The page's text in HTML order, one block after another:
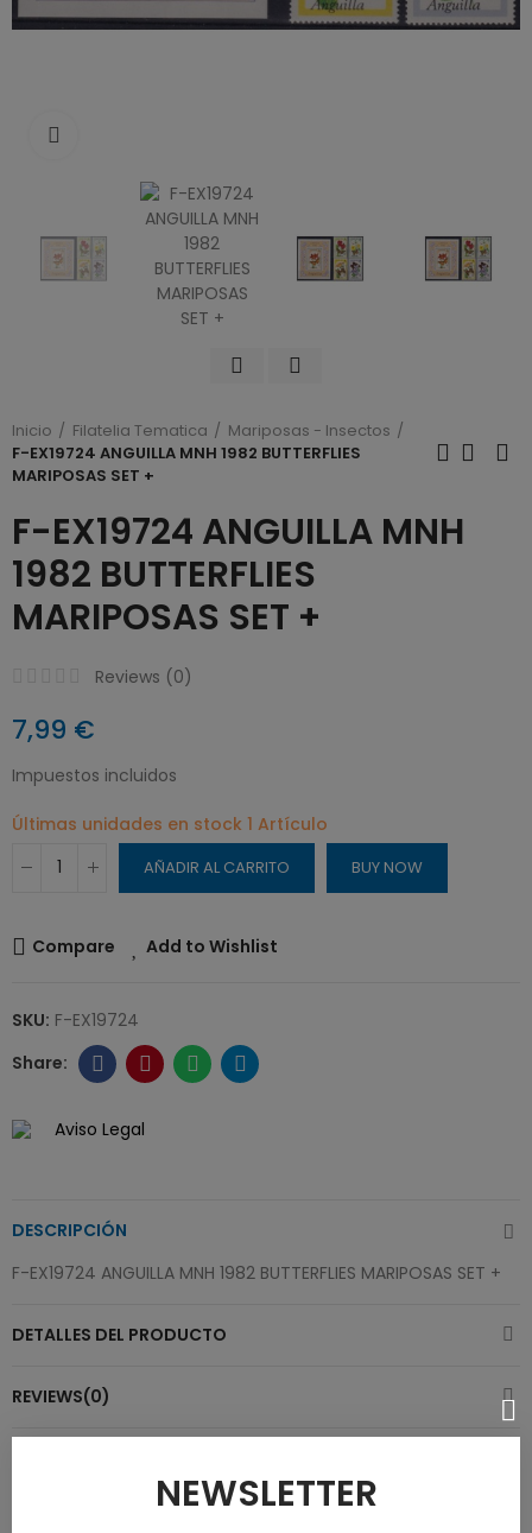
Inicio Filatelia Tematica
Mariposas - Insectos
F-EX19724 ANGUILLA MNH 1982 BUTTERFLIES
MARIPOSAS SET +
F-EX19724 ANGUILLA MNH
1982 BUTTERFLIES
MARIPOSAS SET +
Reviews (0)
7,99 €
Impuestos incluidos
Últimas unidades en stock 1 Artículo
AÑADIR AL CARRITO BUY NOW
Compare Add to Wishlist
SKU: F-EX19724
Aviso Legal
DESCRIPCIÓN
F-EX19724 ANGUILLA MNH 1982 BUTTERFLIES MARIPOSAS SET +
DETALLES DEL PRODUCTO
REVIEWS(0)
Product Same Category
NEWSLETTER